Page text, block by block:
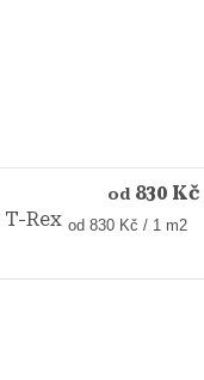
Rex
od 830 Kč
Měrná
od 830 Kč / 1 m2